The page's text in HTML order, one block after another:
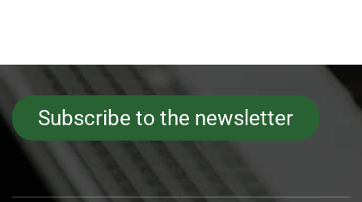
Subscribe to the newsletter